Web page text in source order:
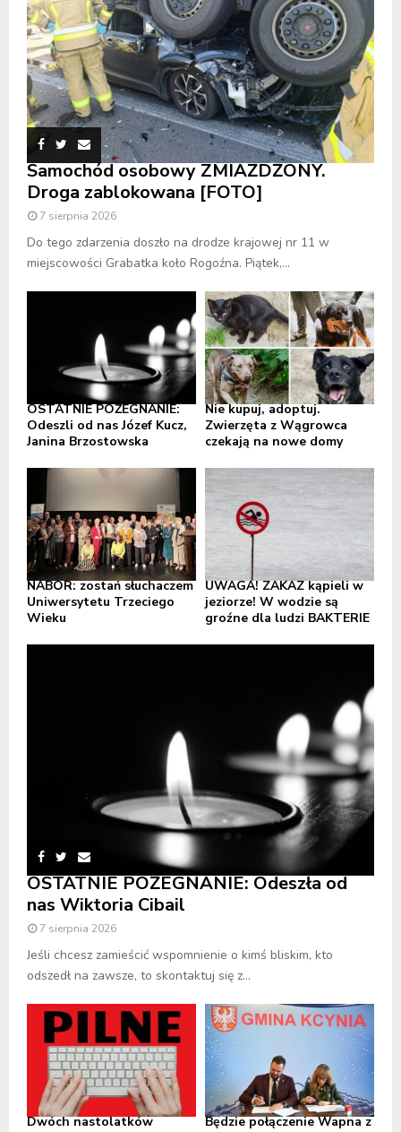
Samochód osobowy ZMIAŻDŻONY.
Droga zablokowana [FOTO]
7 sierpnia 2026
Do tego zdarzenia doszło na drodze krajowej nr 11 w
miejscowości Grabatka koło Rogoźna. Piątek,...
OSTATNIE POŻEGNANIE:
Odeszli od nas Józef Kucz,
Janina Brzostowska
Nie kupuj, adoptuj.
Zwierzęta z Wągrowca
czekają na nowe domy
NABÓR: zostań słuchaczem
Uniwersytetu Trzeciego
Wieku
UWAGA! ZAKAZ kąpieli w
jeziorze! W wodzie są
groźne dla ludzi BAKTERIE
OSTATNIE POŻEGNANIE: Odeszła od
nas Wiktoria Cibail
7 sierpnia 2026
Jeśli chcesz zamieścić wspomnienie o kimś bliskim, kto
odszedł na zawsze, to skontaktuj się z...
Dwóch nastolatków
Będzie połączenie Wapna z